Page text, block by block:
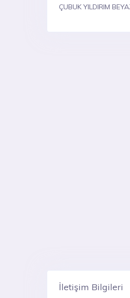
ÇUBUK YILDIRIM
İletişim Bilgileri